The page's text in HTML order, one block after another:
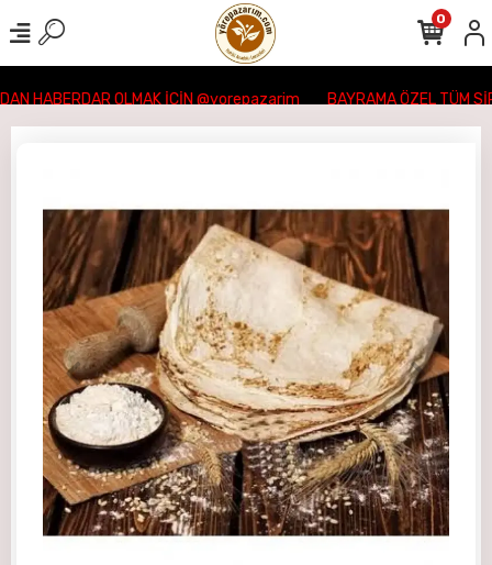
HABERDAR OLMAK İÇİN @yorepazarim BAYRAMA ÖZEL TÜM
0